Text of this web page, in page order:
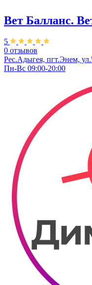
Вет Балланс.
5
0 отзывов
Рес.Адыгея, пгт.Энем,
Пн-Вс 09:00-20:00